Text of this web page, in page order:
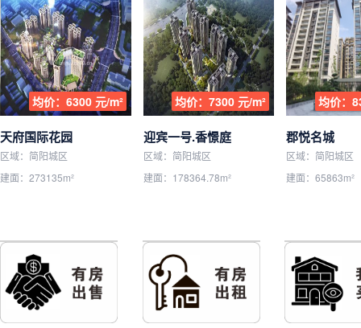
均价：6300 元/m²
天府国际花园
区域：简阳城区
建面：273135m²
均价：7300 元/m²
迎宾一号.香憬庭
区域：简阳城区
建面：178364.78m²
均价：
郡悦名城
区域：简阳城区
建面：65863m²